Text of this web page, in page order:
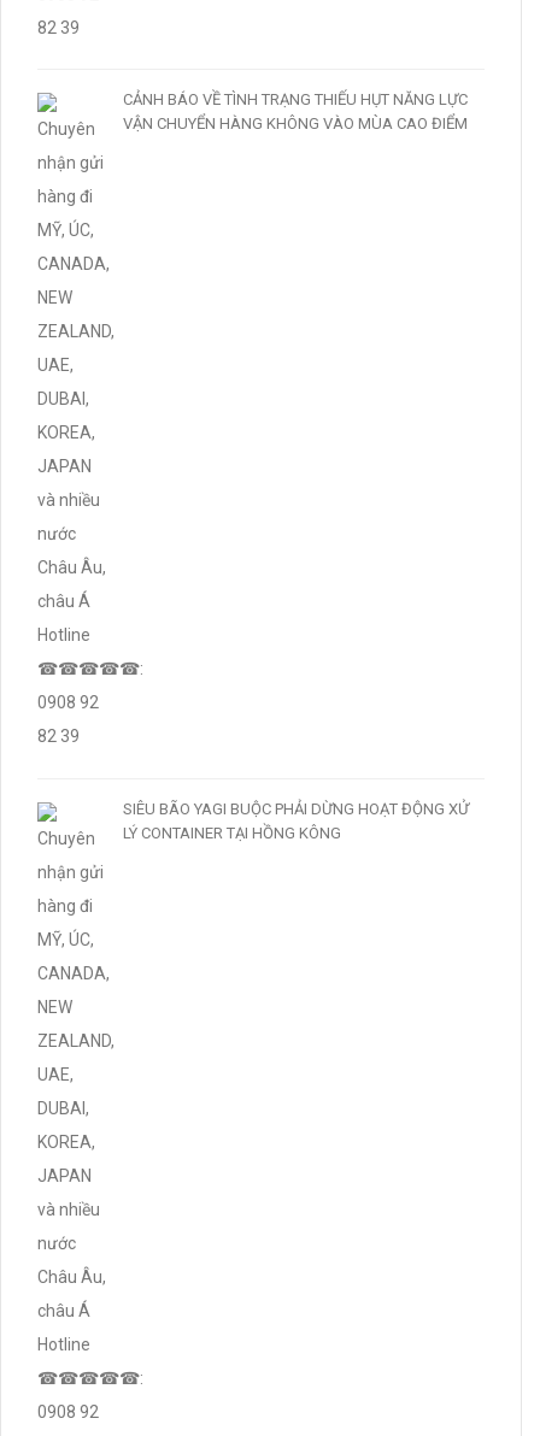
CẢNH BÁO VỀ TÌNH TRẠNG THIẾU HỤT NĂNG LỰC
VẬN CHUYỂN HÀNG KHÔNG VÀO MÙA CAO ĐIỂM
SIÊU BÃO YAGI BUỘC PHẢI DỪNG HOẠT ĐỘNG XỬ
LÝ CONTAINER TẠI HỒNG KÔNG